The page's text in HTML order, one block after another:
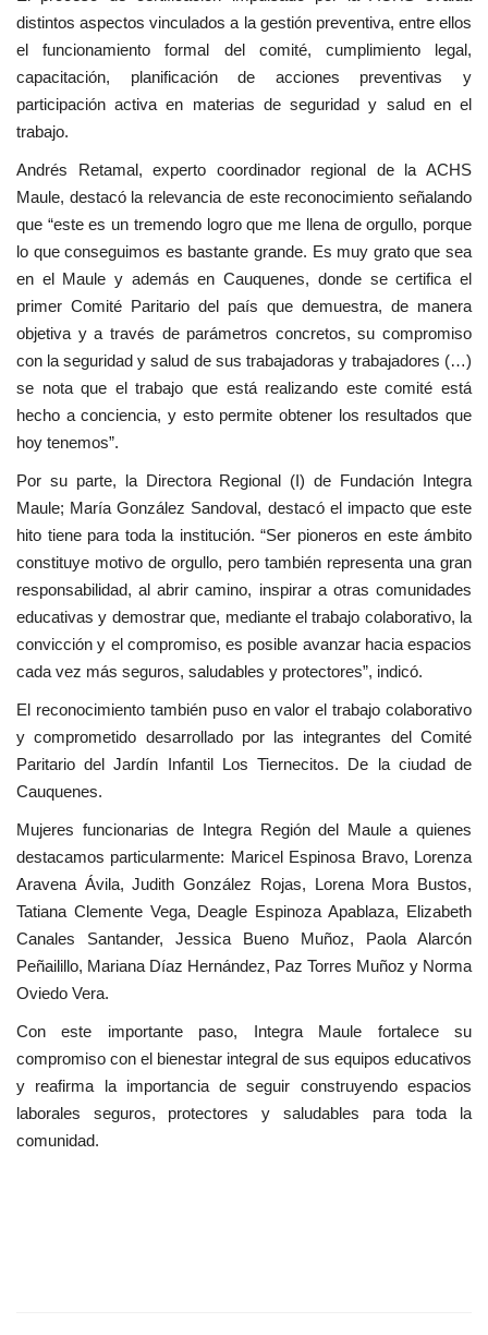
distintos aspectos vinculados a la gestión preventiva, entre ellos
el funcionamiento formal del comité, cumplimiento legal,
capacitación, planificación de acciones preventivas y
participación activa en materias de seguridad y salud en el
trabajo.
Andrés Retamal, experto coordinador regional de la ACHS
Maule, destacó la relevancia de este reconocimiento señalando
que “este es un tremendo logro que me llena de orgullo, porque
lo que conseguimos es bastante grande. Es muy grato que sea
en el Maule y además en Cauquenes, donde se certifica el
primer Comité Paritario del país que demuestra, de manera
objetiva y a través de parámetros concretos, su compromiso
con la seguridad y salud de sus trabajadoras y trabajadores (…)
se nota que el trabajo que está realizando este comité está
hecho a conciencia, y esto permite obtener los resultados que
hoy tenemos”.
Por su parte, la Directora Regional (I) de Fundación Integra
Maule; María González Sandoval, destacó el impacto que este
hito tiene para toda la institución. “Ser pioneros en este ámbito
constituye motivo de orgullo, pero también representa una gran
responsabilidad, al abrir camino, inspirar a otras comunidades
educativas y demostrar que, mediante el trabajo colaborativo, la
convicción y el compromiso, es posible avanzar hacia espacios
cada vez más seguros, saludables y protectores”, indicó.
El reconocimiento también puso en valor el trabajo colaborativo
y comprometido desarrollado por las integrantes del Comité
Paritario del Jardín Infantil Los Tiernecitos. De la ciudad de
Cauquenes.
Mujeres funcionarias de Integra Región del Maule a quienes
destacamos particularmente: Maricel Espinosa Bravo, Lorenza
Aravena Ávila, Judith González Rojas, Lorena Mora Bustos,
Tatiana Clemente Vega, Deagle Espinoza Apablaza, Elizabeth
Canales Santander, Jessica Bueno Muñoz, Paola Alarcón
Peñailillo, Mariana Díaz Hernández, Paz Torres Muñoz y Norma
Oviedo Vera.
Con este importante paso, Integra Maule fortalece su
compromiso con el bienestar integral de sus equipos educativos
y reafirma la importancia de seguir construyendo espacios
laborales seguros, protectores y saludables para toda la
comunidad.